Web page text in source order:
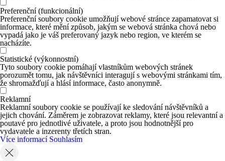
Preferenční (funkcionální)
Preferenční soubory cookie umožňují webové stránce zapamatovat si
informace, které mění způsob, jakým se webová stránka chová nebo
vypadá jako je váš preferovaný jazyk nebo region, ve kterém se
nacházíte.
Statistické (výkonnostní)
Tyto soubory cookie pomáhají vlastníkům webových stránek
porozumět tomu, jak návštěvníci interagují s webovými stránkami tím,
že shromažďují a hlásí informace, často anonymně.
Reklamní
Reklamní soubory cookie se používají ke sledování návštěvníků a
jejich chování. Záměrem je zobrazovat reklamy, které jsou relevantní a
poutavé pro jednotlivé uživatele, a proto jsou hodnotnější pro
vydavatele a inzerenty třetích stran.
Více informací Souhlasím